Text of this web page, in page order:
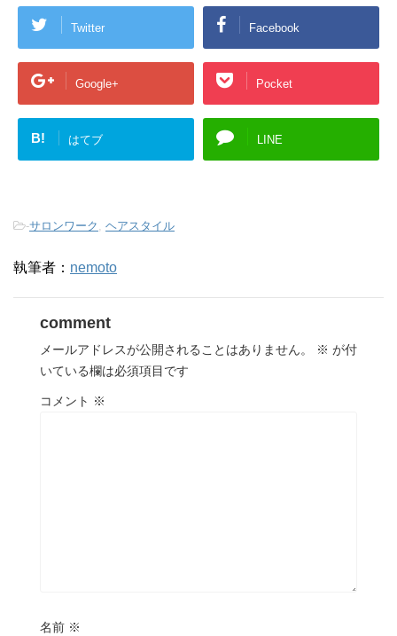
Twitter Facebook
Google+ Pocket
B! はてブ LINE
-サロンワーク , ヘアスタイル
執筆者： nemoto
comment
メールアドレスが公開されることはありません。 ※ が付
いている欄は必須項目です
コメント ※
名前 ※